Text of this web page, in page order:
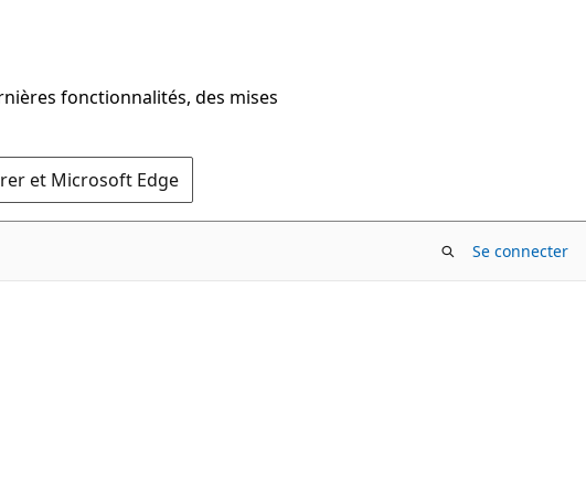
fonctionnalités, des mises
et Microsoft Edge
Se connecter